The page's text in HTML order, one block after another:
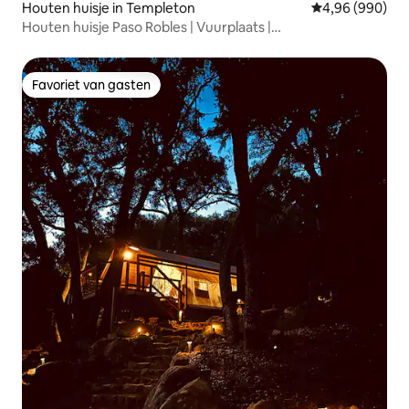
Houten huisje in Templeton Gemiddelde
4,96 (990)
Houten huisje Paso Robles | Vuurplaats |
Favoriet van gasten
Favoriet van gasten